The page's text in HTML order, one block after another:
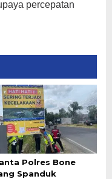
percepatan
Polres Bone
Spanduk